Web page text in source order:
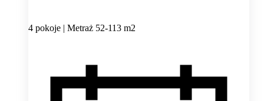
4 pokoje | Metraż 52-113 m2